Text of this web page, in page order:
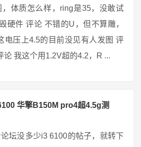
，体质怎么样，ring是35，没敢试
硬件 评论 不错的U，但不算雕，
电压上4.5的目前没见有人发图 评
论 我这个用1.2V超的4.2，R ...
华擎B150M pro4超4.5g测
坛没多少i3 6100的帖子，就转下